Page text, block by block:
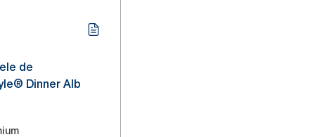
de
Dinner Alb